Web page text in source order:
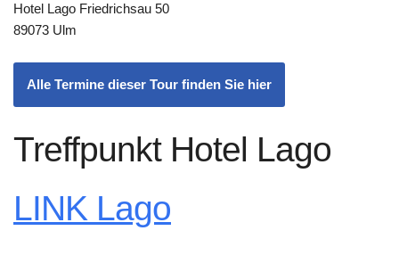
Hotel Lago Friedrichsau 50
89073 Ulm
Alle Termine dieser Tour finden Sie hier
Treffpunkt Hotel Lago
LINK Lago